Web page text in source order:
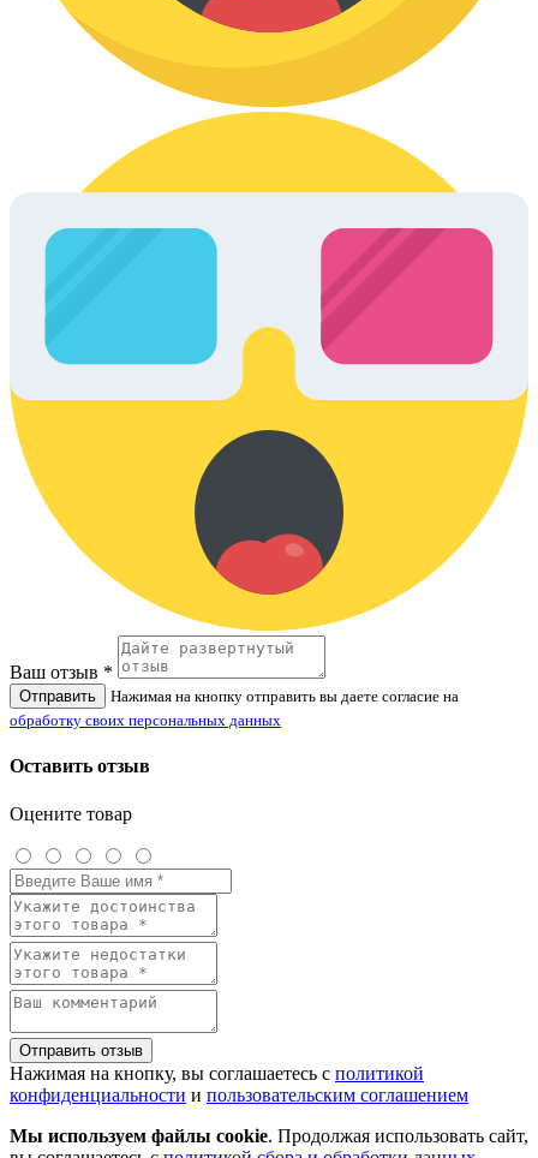
Ваш отзыв *
Отправить
Нажимая на кнопку отправить вы даете согласие на
обработку своих персональных данных
Оставить отзыв
Оцените товар
Отправить отзыв
Нажимая на кнопку, вы соглашаетесь с политикой
конфиденциальности и пользовательским соглашением
Мы используем файлы cookie. Продолжая использовать сайт,